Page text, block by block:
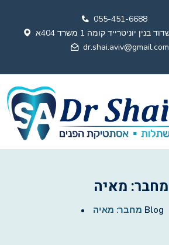
055-451-6688
dr.shai.aviv@gmail.com
מחבר: מאיה
Blog מחבר: מאיה